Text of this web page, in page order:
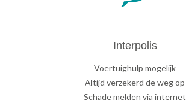
Interpolis
Voertuighulp mogelijk
Altijd verzekerd de weg op
Schade melden via internet